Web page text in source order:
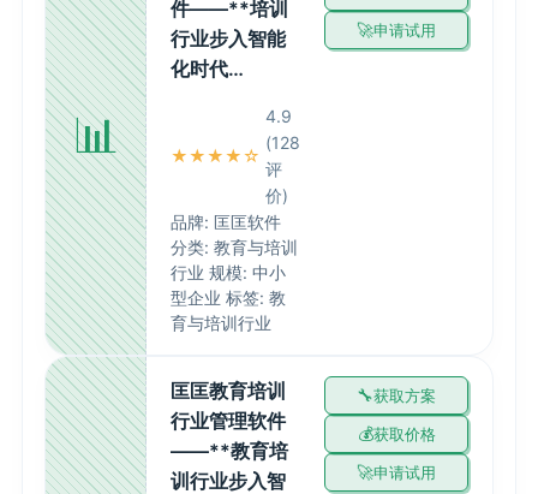
📊
件——**培训
行业步入智能
化时代…
★★★★☆
4.9
(128
评
价)
品牌: 匡匡软件
分类: 教育与培训
行业 规模: 中小
型企业 标签: 教
育与培训行业
申请试用
匡匡教育培训
行业管理软件
——**教育培
训行业步入智
获取方案
获取价格
申请试用